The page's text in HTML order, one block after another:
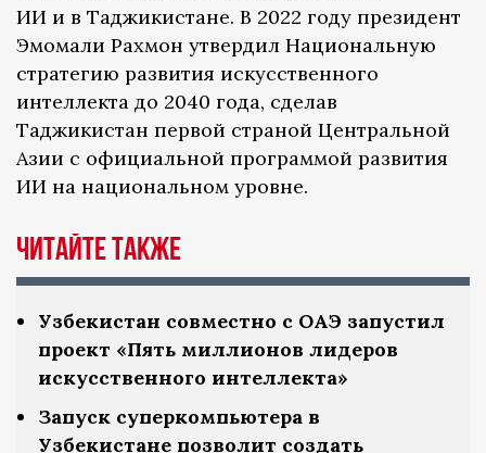
ИИ и в Таджикистане. В 2022 году президент
Эмомали Рахмон утвердил Национальную
стратегию развития искусственного
интеллекта до 2040 года, сделав
Таджикистан первой страной Центральной
Азии с официальной программой развития
ИИ на национальном уровне.
Читайте также
Узбекистан совместно с ОАЭ запустил
проект «Пять миллионов лидеров
искусственного интеллекта»
Запуск суперкомпьютера в
Узбекистане позволит создать